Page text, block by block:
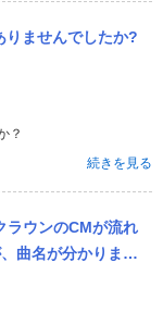
りませんでしたか?
？
続きを見る
ラウンのCMが流れ
曲名が分かりませ
をはりつけます。